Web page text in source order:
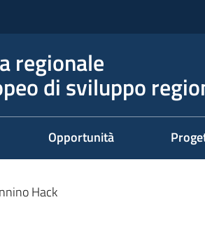
regionale
di sviluppo
Opportunità
Hack